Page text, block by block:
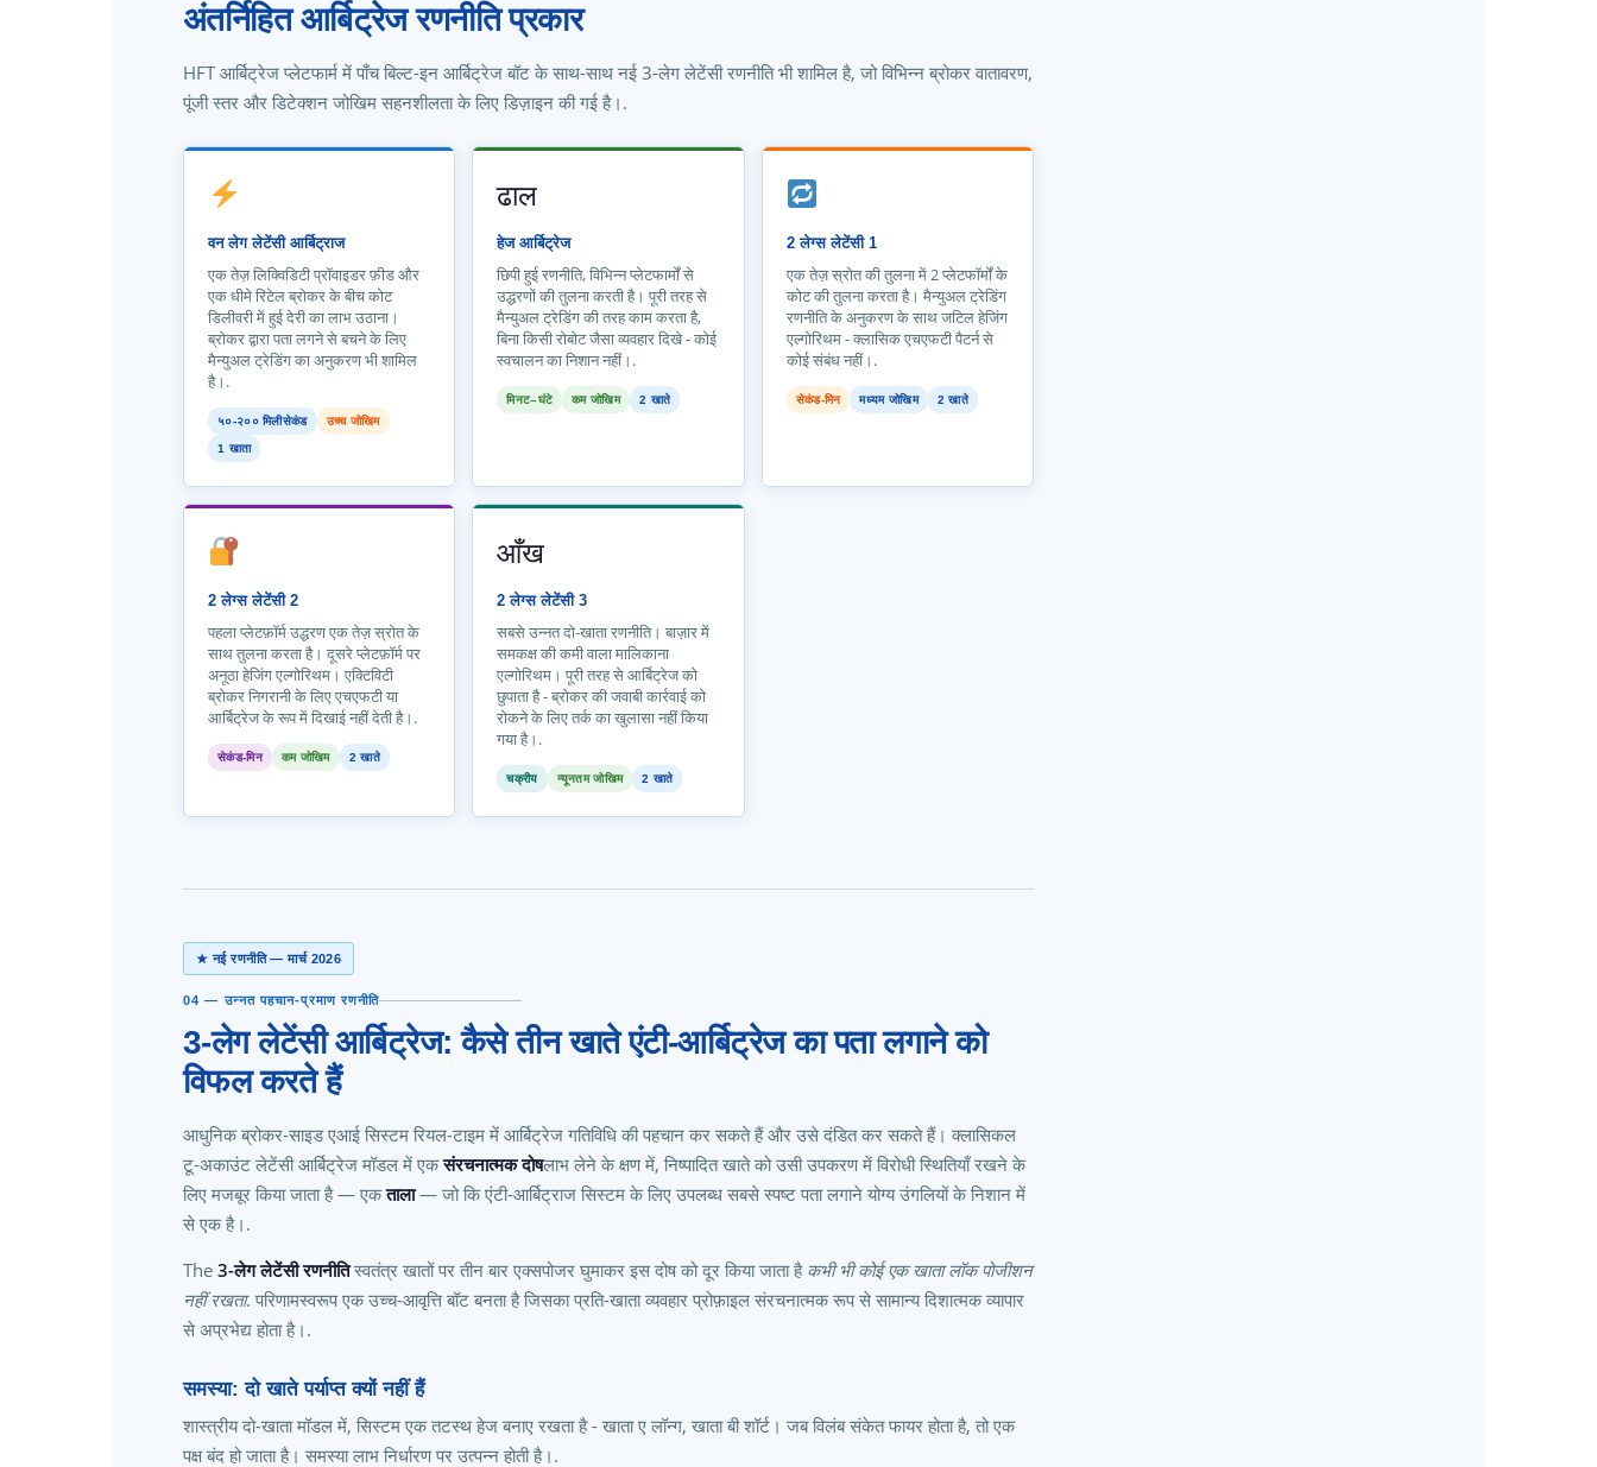
अंतर्निहित आर्बिट्रेज रणनीति प्रकार
HFT आर्बिट्रेज प्लेटफार्म में पाँच बिल्ट-इन आर्बिट्रेज बॉट के साथ-साथ नई 3-लेग लेटेंसी रणनीति भी शामिल है, जो विभिन्न ब्रोकर वातावरण,
पूंजी स्तर और डिटेक्शन जोखिम सहनशीलता के लिए डिज़ाइन की गई है।.
वन लेग लेटेंसी आर्बिट्राज
एक तेज़ लिक्विडिटी प्रॉवाइडर फ़ीड और
एक धीमे रिटेल ब्रोकर के बीच कोट
डिलीवरी में हुई देरी का लाभ उठाना।
ब्रोकर द्वारा पता लगने से बचने के लिए
मैन्युअल ट्रेडिंग का अनुकरण भी शामिल
है।.
५०-२०० मिलीसेकंड उच्च जोखिम
1 खाता
ढाल
हेज आर्बिट्रेज
छिपी हुई रणनीति, विभिन्न प्लेटफार्मों से
उद्धरणों की तुलना करती है। पूरी तरह से
मैन्युअल ट्रेडिंग की तरह काम करता है,
बिना किसी रोबोट जैसा व्यवहार दिखे - कोई
स्वचालन का निशान नहीं।.
मिनट–घंटे कम जोखिम 2 खाते
2 लेग्स लेटेंसी 1
एक तेज़ स्रोत की तुलना में 2 प्लेटफॉर्मों के
कोट की तुलना करता है। मैन्युअल ट्रेडिंग
रणनीति के अनुकरण के साथ जटिल हेजिंग
एल्गोरिथम - क्लासिक एचएफटी पैटर्न से
कोई संबंध नहीं।.
सेकंड-मिन मध्यम जोखिम 2 खाते
2 लेग्स लेटेंसी 2
पहला प्लेटफ़ॉर्म उद्धरण एक तेज़ स्रोत के
साथ तुलना करता है। दूसरे प्लेटफ़ॉर्म पर
अनूठा हेजिंग एल्गोरिथम। एक्टिविटी
ब्रोकर निगरानी के लिए एचएफटी या
आर्बिट्रेज के रूप में दिखाई नहीं देती है।.
सेकंड-मिन कम जोखिम 2 खाते
आँख
2 लेग्स लेटेंसी 3
सबसे उन्नत दो-खाता रणनीति। बाज़ार में
समकक्ष की कमी वाला मालिकाना
एल्गोरिथम। पूरी तरह से आर्बिट्रेज को
छुपाता है - ब्रोकर की जवाबी कार्रवाई को
रोकने के लिए तर्क का खुलासा नहीं किया
गया है।.
चक्रीय न्यूनतम जोखिम 2 खाते
★ नई रणनीति — मार्च 2026
04 — उन्नत पहचान-प्रमाण रणनीति
3-लेग लेटेंसी आर्बिट्रेज: कैसे तीन खाते एंटी-आर्बिट्रेज का पता लगाने को
विफल करते हैं
आधुनिक ब्रोकर-साइड एआई सिस्टम रियल-टाइम में आर्बिट्रेज गतिविधि की पहचान कर सकते हैं और उसे दंडित कर सकते हैं। क्लासिकल
टू-अकाउंट लेटेंसी आर्बिट्रेज मॉडल में एकसंरचनात्मक दोषलाभ लेने के क्षण में, निष्पादित खाते को उसी उपकरण में विरोधी स्थितियाँ रखने के
लिए मजबूर किया जाता है — एकताला— जो कि एंटी-आर्बिट्राज सिस्टम के लिए उपलब्ध सबसे स्पष्ट पता लगाने योग्य उंगलियों के निशान में
से एक है।.
The 3-लेग लेटेंसी रणनीतिस्वतंत्र खातों पर तीन बार एक्सपोजर घुमाकर इस दोष को दूर किया जाता है कभी भी कोई एक खाता लॉक पोजीशन
नहीं रखता. परिणामस्वरूप एक उच्च-आवृत्ति बॉट बनता है जिसका प्रति-खाता व्यवहार प्रोफ़ाइल संरचनात्मक रूप से सामान्य दिशात्मक व्यापार
से अप्रभेद्य होता है।.
समस्या: दो खाते पर्याप्त क्यों नहीं हैं
शास्त्रीय दो-खाता मॉडल में, सिस्टम एक तटस्थ हेज बनाए रखता है - खाता ए लॉन्ग, खाता बी शॉर्ट। जब विलंब संकेत फायर होता है, तो एक
पक्ष बंद हो जाता है। समस्या लाभ निर्धारण पर उत्पन्न होती है।.